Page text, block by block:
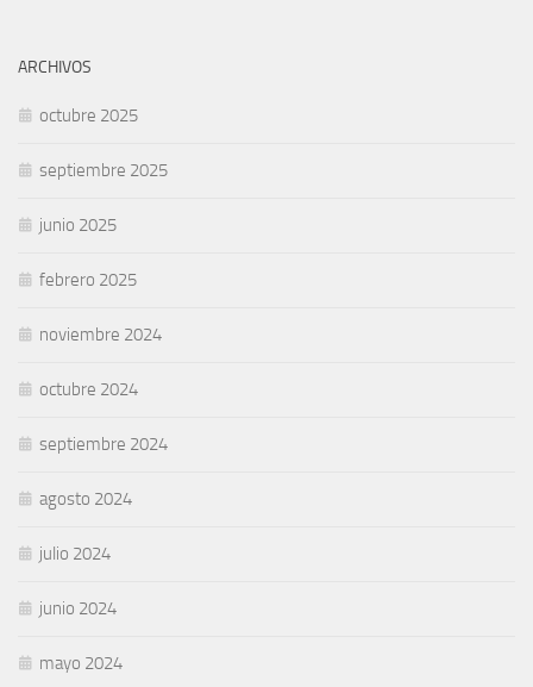
ARCHIVOS
octubre 2025
septiembre 2025
junio 2025
febrero 2025
noviembre 2024
octubre 2024
septiembre 2024
agosto 2024
julio 2024
junio 2024
mayo 2024